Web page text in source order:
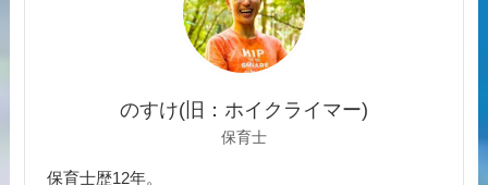
のすけ(旧：ホイクライマー)
保育士
保育士歴12年。